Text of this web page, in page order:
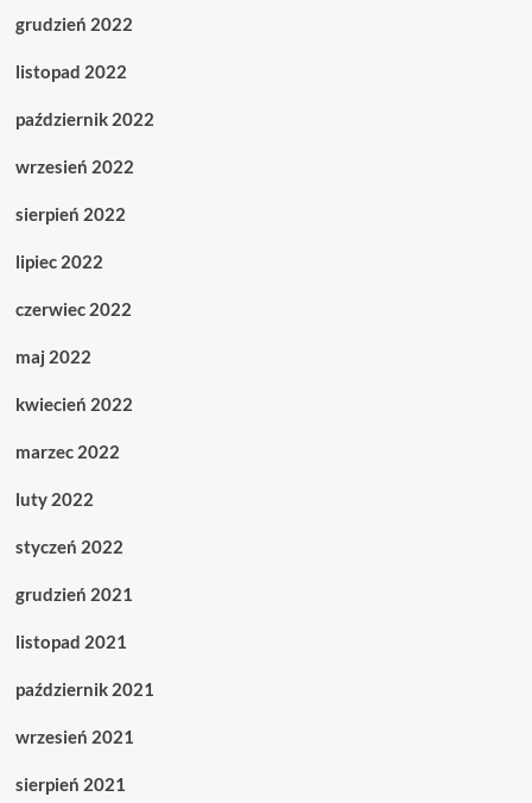
grudzień 2022
listopad 2022
październik 2022
wrzesień 2022
sierpień 2022
lipiec 2022
czerwiec 2022
maj 2022
kwiecień 2022
marzec 2022
luty 2022
styczeń 2022
grudzień 2021
listopad 2021
październik 2021
wrzesień 2021
sierpień 2021